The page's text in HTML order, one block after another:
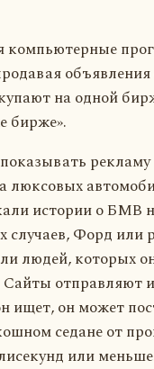
компьютерные
объявления
на одной
бирже».
рекламу
люксовых
истории о БМВ
случаев, Форд или
людей, которых
Сайты
ищет, он может
седане от
или